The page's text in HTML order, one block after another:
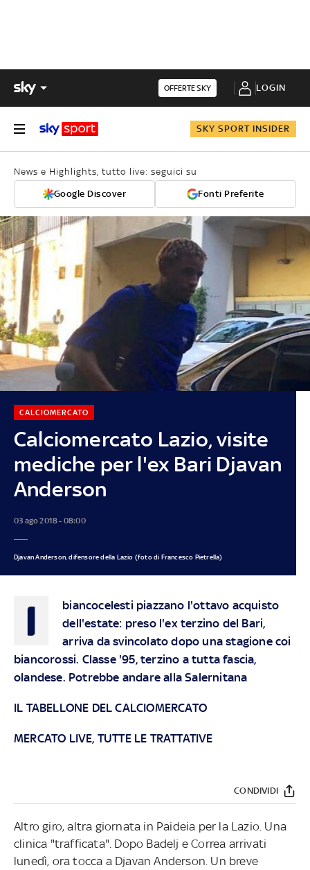
OFFERTE SKY LOGIN
SKY SPORT INSIDER
News e Highlights, tutto live: seguici su
Google Discover Fonti Preferite
Calciomercato Lazio, visite
mediche per l'ex Bari Djavan
Anderson
CALCIOMERCATO
03 ago 2018 - 08:00
Djavan Anderson, difensore della Lazio (foto di Francesco Pietrella)
I
biancocelesti piazzano l'ottavo acquisto
dell'estate: preso l'ex terzino del Bari,
arriva da svincolato dopo una stagione coi
biancorossi. Classe '95, terzino a tutta fascia,
olandese. Potrebbe andare alla Salernitana
IL TABELLONE DEL CALCIOMERCATO
MERCATO LIVE, TUTTE LE TRATTATIVE
CONDIVIDI
Altro giro, altra giornata in Paideia per la Lazio. Una
clinica "trafficata". Dopo Badelj e Correa arrivati
lunedì, ora tocca a Djavan Anderson. Un breve